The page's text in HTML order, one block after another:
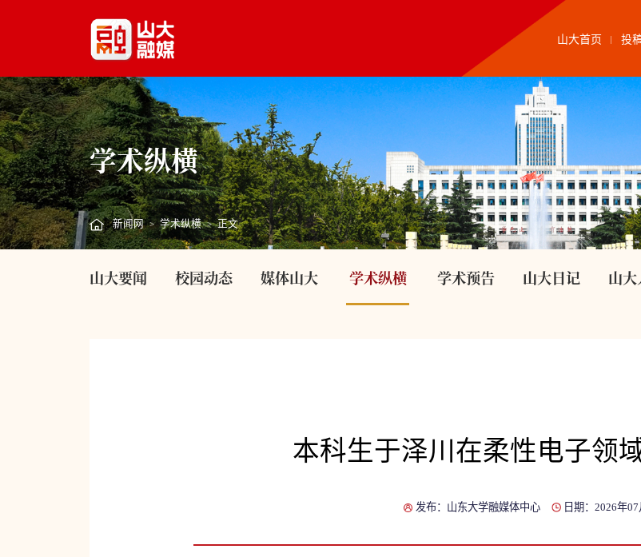
山大首页 投
学术纵横
新闻网 > 学术纵横 > 正文
山大要闻 校园动态 媒体山大 学术纵横 学术预告 山大日记 山
本科生于泽川在柔性电子领
发布：山东大学融媒体中心 日期：2026年07